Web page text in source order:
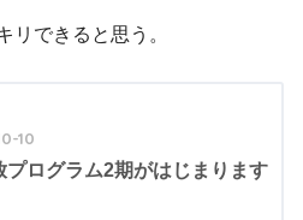
リできると思う。
10
プログラム2期がはじまります